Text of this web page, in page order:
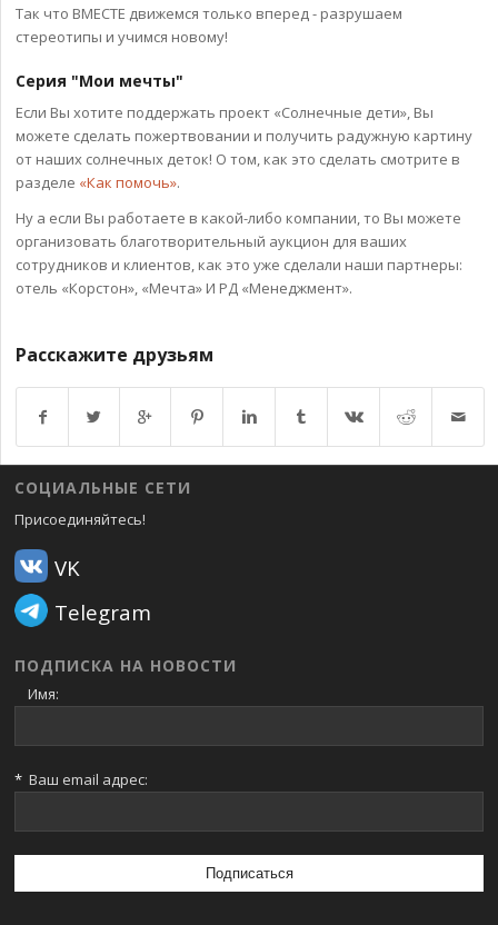
Так что ВМЕСТЕ движемся только вперед - разрушаем
стереотипы и учимся новому!
Серия "Мои мечты"
Если Вы хотите поддержать проект «Солнечные дети», Вы
можете сделать пожертвовании и получить радужную картину
от наших солнечных деток! О том, как это сделать смотрите в
разделе «Как помочь».
Ну а если Вы работаете в какой-либо компании, то Вы можете
организовать благотворительный аукцион для ваших
сотрудников и клиентов, как это уже сделали наши партнеры:
отель «Корстон», «Мечта» И РД «Менеджмент».
Расскажите друзьям
Возврат к списку
СОЦИАЛЬНЫЕ СЕТИ
Присоединяйтесь!
VK
Telegram
ПОДПИСКА НА НОВОСТИ
Имя:
* Ваш email адрес: